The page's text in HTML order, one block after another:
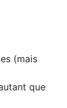
(mais
que